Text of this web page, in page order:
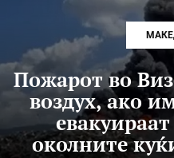
Пожарот во
воздух, ако
околните